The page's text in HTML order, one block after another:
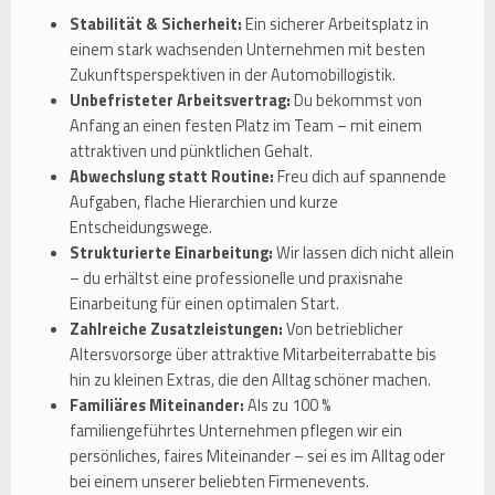
Stabilität & Sicherheit:Ein sicherer Arbeitsplatz in
einem stark wachsenden Unternehmen mit besten
Zukunftsperspektiven in der Automobillogistik.
Unbefristeter Arbeitsvertrag:Du bekommst von
Anfang an einen festen Platz im Team – mit einem
attraktiven und pünktlichen Gehalt.
Abwechslung statt Routine:Freu dich auf spannende
Aufgaben, flache Hierarchien und kurze
Entscheidungswege.
Strukturierte Einarbeitung:Wir lassen dich nicht allein
– du erhältst eine professionelle und praxisnahe
Einarbeitung für einen optimalen Start.
Zahlreiche Zusatzleistungen:Von betrieblicher
Altersvorsorge über attraktive Mitarbeiterrabatte bis
hin zu kleinen Extras, die den Alltag schöner machen.
Familiäres Miteinander:Als zu 100 %
familiengeführtes Unternehmen pflegen wir ein
persönliches, faires Miteinander – sei es im Alltag oder
bei einem unserer beliebten Firmenevents.